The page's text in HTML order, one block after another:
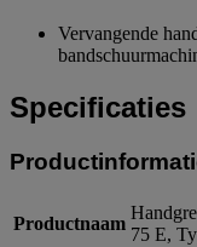
Vervangende
Specificaties
Productnaam
75 E,